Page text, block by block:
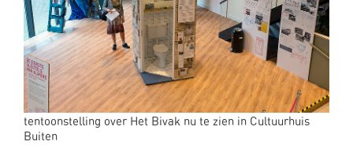
tentoonstelling over Het Bivak nu te zien in Cultuurhuis
Buiten